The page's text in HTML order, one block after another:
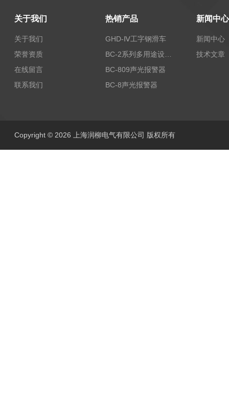
关于我们
关于我们
荣誉资质
在线留言
联系我们
热销产品
GHD-Ⅳ工字钢滑车
BC-809声光报警器
BC-8声光报警器
新闻中心
新闻中心
技术文章
Copyright © 2026 上海润柳电气有限公司 版权所有